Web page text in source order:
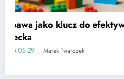
dzieci i jak je